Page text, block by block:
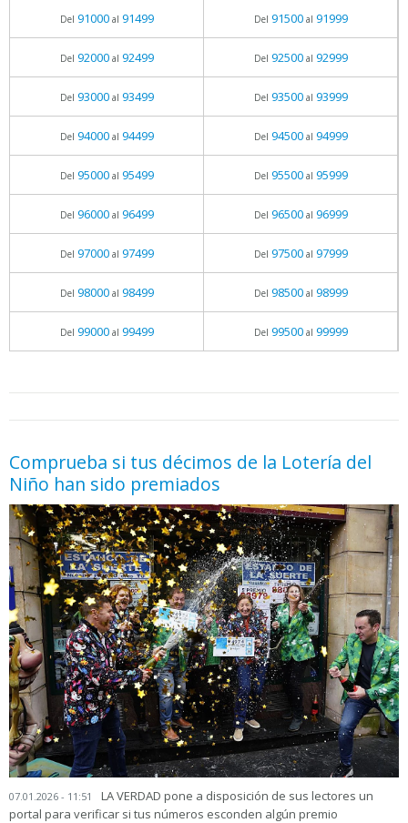
Del 91000al 91499 Del 91500al 91999
Del 92000al 92499 Del 92500al 92999
Del 93000al 93499 Del 93500al 93999
Del 94000al 94499 Del 94500al 94999
Del 95000al 95499 Del 95500al 95999
Del 96000al 96499 Del 96500al 96999
Del 97000al 97499 Del 97500al 97999
Del 98000al 98499 Del 98500al 98999
Del 99000al 99499 Del 99500al 99999
Comprueba si tus décimos de la Lotería del
Niño han sido premiados
07.01.2026 - 11:51
LA VERDAD pone a disposición de sus lectores un
portal para verificar si tus números esconden algún premio